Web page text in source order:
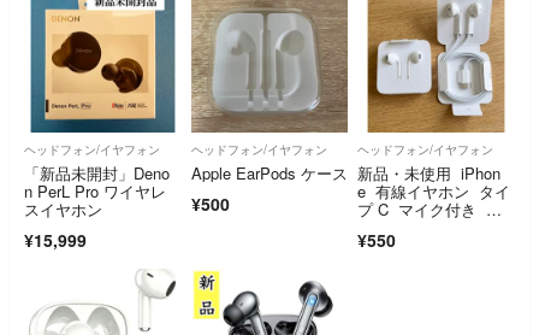
ヘッドフォン/イヤフォン
「新品未開封」Deno
n PerL Pro ワイヤレ
スイヤホン
¥15,999
ヘッドフォン/イヤフォン
Apple EarPods ケース
¥500
ヘッドフォン/イヤフォン
新品・未使用 iPhon
e 有線イヤホン タイ
プ C マイク付き イ
能 音量調節 iPhon
¥550